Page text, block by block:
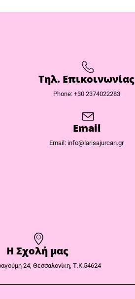
Τηλ. Επικοινωνίας
Phone: +30 2374022283
Email
Email: info@larisajurcan.gr
Η Σχολή μας
24, Θεσσαλονίκη, Τ.Κ.54624